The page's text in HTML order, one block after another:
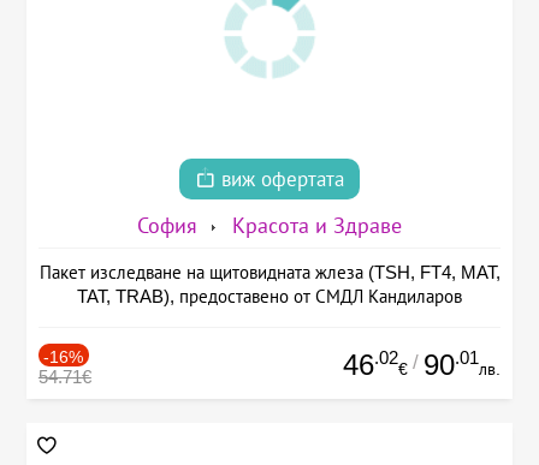
виж офертата
София Красота и Здраве
Пакет изследване на щитовидната жлеза (TSH, FT4, MAT,
TAT, TRAB), предоставено от СМДЛ Кандиларов
-16%
54.71€ 46.02
€ / 90.01
лв.